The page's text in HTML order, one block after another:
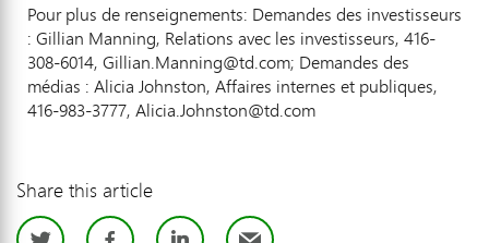
Pour plus de renseignements: Demandes des investisseurs
: Gillian Manning, Relations avec les investisseurs, 416-
308-6014, Gillian.Manning@td.com; Demandes des
médias : Alicia Johnston, Affaires internes et publiques,
416-983-3777, Alicia.Johnston@td.com
Share this article